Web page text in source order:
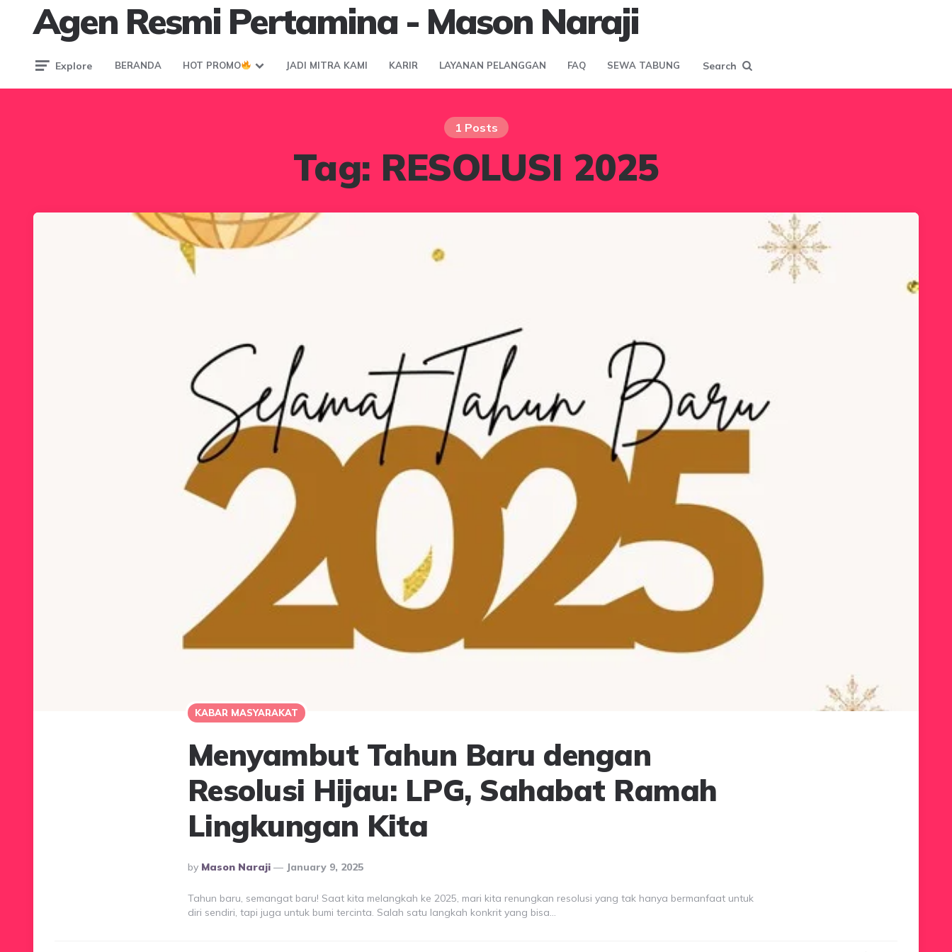
Agen Resmi Pertamina - Mason Naraji
Explore BERANDA HOT PROMO JADI MITRA KAMI KARIR LAYANAN PELANGGAN FAQ SEWA TABUNG Search
1 Posts
Tag: RESOLUSI 2025
KABAR MASYARAKAT
Menyambut Tahun Baru dengan
Resolusi Hijau: LPG, Sahabat Ramah
Lingkungan Kita
Posted
By
By Mason Naraji January 9, 2025
Tahun baru, semangat baru! Saat kita melangkah ke 2025, mari kita renungkan resolusi yang tak hanya bermanfaat untuk
diri sendiri, tapi juga untuk bumi tercinta. Salah satu langkah konkrit yang bisa…